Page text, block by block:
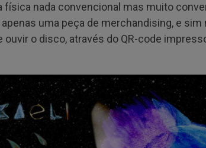
física nada convencional mas muito
uma peça de merchandising, e
o disco, através do QR-code